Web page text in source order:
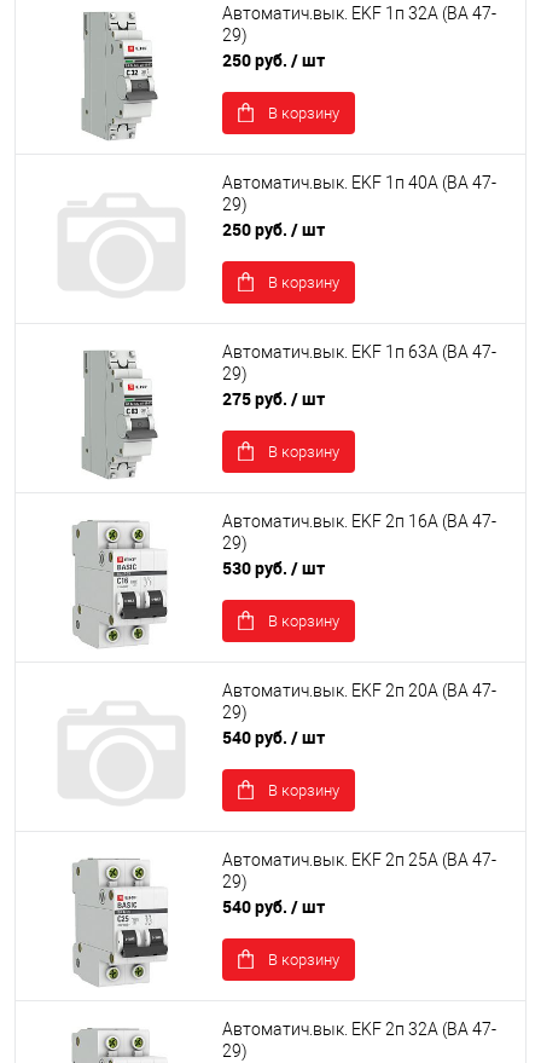
Автоматич.вык. EKF 1п 32А (ВА 47-
29)
250 руб. / шт
В корзину
Автоматич.вык. EKF 1п 40А (ВА 47-
29)
250 руб. / шт
В корзину
Автоматич.вык. EKF 1п 63А (ВА 47-
29)
275 руб. / шт
В корзину
Автоматич.вык. EKF 2п 16А (ВА 47-
29)
530 руб. / шт
В корзину
Автоматич.вык. EKF 2п 20А (ВА 47-
29)
540 руб. / шт
В корзину
Автоматич.вык. EKF 2п 25А (ВА 47-
29)
540 руб. / шт
В корзину
Автоматич.вык. EKF 2п 32А (ВА 47-
29)